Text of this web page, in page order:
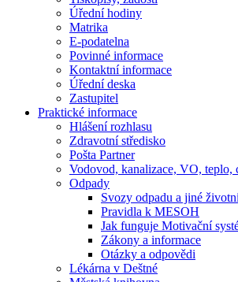
Úřední hodiny
Matrika
E-podatelna
Povinné informace
Kontaktní informace
Úřední deska
Zastupitel
Praktické informace
Hlášení rozhlasu
Zdravotní středisko
Pošta Partner
Vodovod, kanalizace, VO, teplo,
Odpady
Svozy odpadu a jiné
Pravidla k MESOH
Jak funguje Motivační
Zákony a informace
Otázky a odpovědi
Lékárna v Deštné